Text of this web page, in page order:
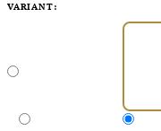
VARIANT: